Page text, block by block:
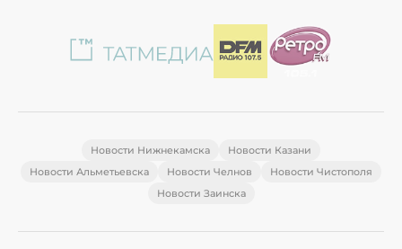
Новости Нижнекамска
Новости Казани
Новости Альметьевска
Новости Челнов
Новости Чистополя
Новости Заинска